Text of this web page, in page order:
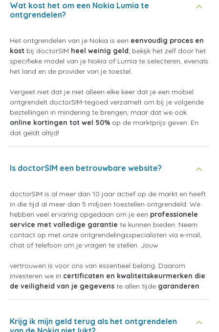
Wat kost het om een Nokia Lumia te
ontgrendelen?
Het ontgrendelen van je Nokia is een eenvoudig proces en
kost bij doctorSIM heel weinig geld; bekijk het zelf door het
specifieke model van je Nokia of Lumia te selecteren, evenals
het land en de provider van je toestel.
Vergeet niet dat je niet alleen elke keer dat je een mobiel
ontgrendelt doctorSIM-tegoed verzamelt om bij je volgende
bestellingen in mindering te brengen, maar dat we ook
online kortingen tot wel 50% op de marktprijs geven. En
dat geldt altijd!
Is doctorSIM een betrouwbare website?
doctorSIM is al meer dan 10 jaar actief op de markt en heeft
in die tijd al meer dan 5 miljoen toestellen ontgrendeld. We
hebben veel ervaring opgedaan om je een professionele
service met volledige garantie te kunnen bieden. Neem
contact op met onze ontgrendelingsspecialisten via e-mail,
chat of telefoon om je vragen te stellen. Jouw
vertrouwen is voor ons van essentieel belang. Daarom
investeren we in certificaten en kwaliteitskeurmerken die
de veiligheid van je gegevens te allen tijde garanderen.
Krijg ik mijn geld terug als het ontgrendelen